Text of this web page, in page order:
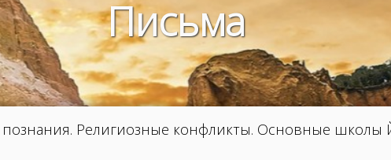
Письма
познания. Религиозные конфликты. Основные школы